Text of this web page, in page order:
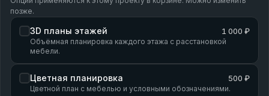
позже.
3D планы этажей 1 000 ₽
Объёмная планировка каждого этажа с расстановкой
мебели.
Цветная планировка 500 ₽
Цветной план с мебелью и условными обозначениями.